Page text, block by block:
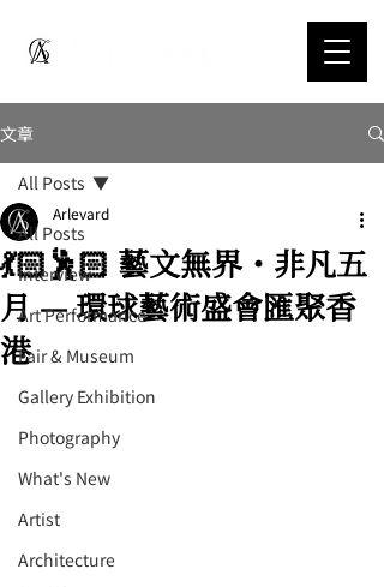
文章
All Posts
Interview
Art Performance
Fair & Museum
Gallery Exhibition
Photography
What's New
Artist
Architecture
All Posts
💃🏻🕺🏻 藝文無界・非凡五
月 — 環球藝術盛會匯聚香
港
Arlevard